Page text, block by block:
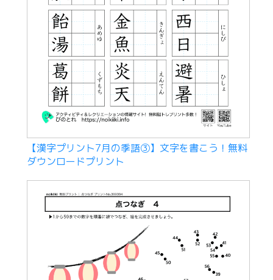
【漢字プリント7月の季語③】文字を書こう！無料
ダウンロードプリント